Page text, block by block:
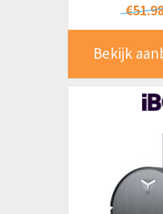
Bekijk